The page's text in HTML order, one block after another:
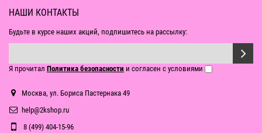
НАШИ КОНТАКТЫ
Будьте в курсе наших акций, подпишитесь на рассылку:
Я прочитал Политика безопасности и согласен с условиями
Москва, ул. Бориса Пастернака 49
help@2kshop.ru
8 (499) 404-15-96